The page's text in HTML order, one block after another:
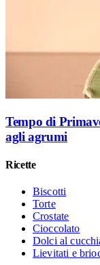
Tempo di
agli agrumi
Ricette
Biscotti
Torte
Crostate
Cioccolato
Dolci al
Lievitati e